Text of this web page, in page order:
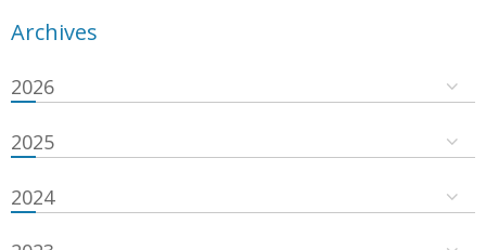
Archives
2026
2025
2024